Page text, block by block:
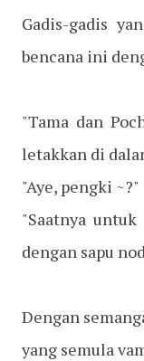
Gadis-gadis
bencana ini
"Tama dan
letakkan di
"Aye, pengki ~?"
"Saatnya
dengan sapu
Dengan
yang semula